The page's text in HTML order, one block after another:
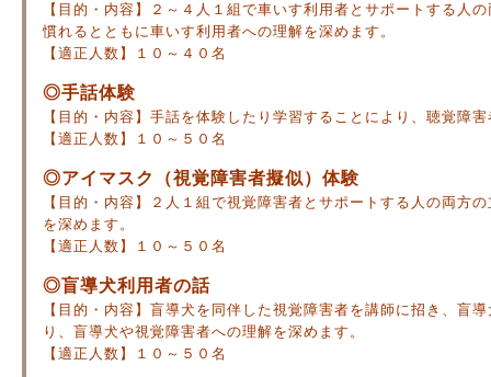
【目的・内容】２～４人１組で車いす利用者とサポートする人
慣れるとともに車いす利用者への理解を深めます。
【適正人数】１０～４０名
◎手話体験
【目的・内容】手話を体験したり学習することにより、聴覚障
【適正人数】１０～５０名
◎アイマスク（視覚障害者擬似）体験
【目的・内容】２人１組で視覚障害者とサポートする人の両方
を深めます。
【適正人数】１０～５０名
◎盲導犬利用者の話
【目的・内容】盲導犬を同伴した視覚障害者を講師に招き、盲
り、盲導犬や視覚障害者への理解を深めます。
【適正人数】１０～５０名